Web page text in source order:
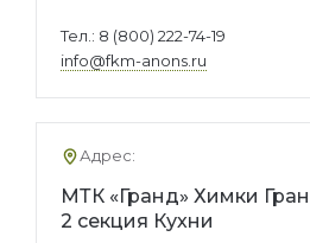
Тел.: 8 (800) 222-74-19
info@fkm-anons.ru
Адрес:
МТК «Гранд» Химки
2 секция Кухни